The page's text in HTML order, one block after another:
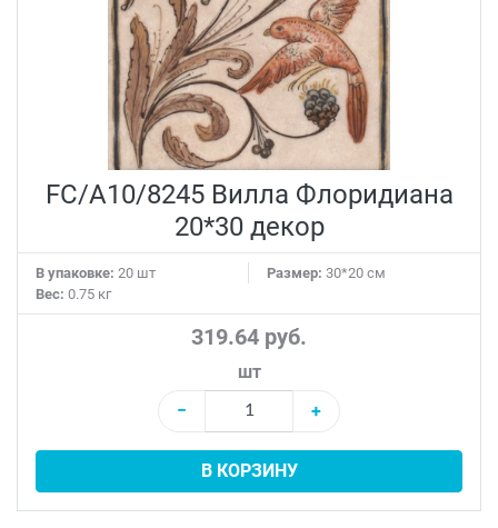
FC/A10/8245 Вилла Флоридиана
20*30 декор
В упаковке: 20 шт Размер: 30*20 см
Вес: 0.75 кг
319.64 руб.
шт
−
+
В КОРЗИНУ